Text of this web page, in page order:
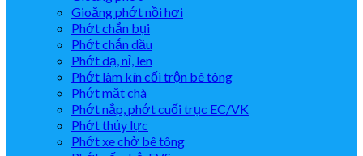
Gioăng phớt nồi hơi
Phớt chắn bụi
Phớt chắn dầu
Phớt dạ, nỉ, len
Phớt làm kín cối trộn bê tông
Phớt mặt chà
Phớt nắp, phớt cuối trục EC/VK
Phớt thủy lực
Phớt xe chở bê tông